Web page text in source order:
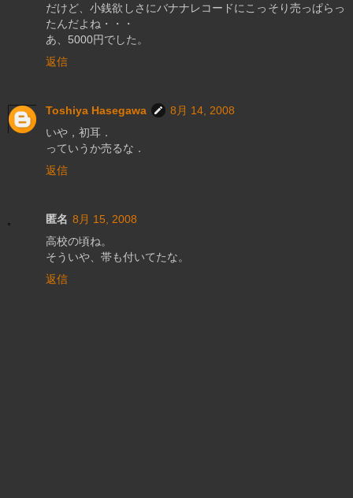
だけど、小銭欲しさにバナナレコードにこっそり売っぱらっ
たんだよね・・・
あ、5000円でした。
返信
Toshiya Hasegawa
8月 14, 2008
いや，初耳．
っていうか売るな．
返信
匿名 8月 15, 2008
高校の頃ね。
そういや、帯も付いてたな。
返信